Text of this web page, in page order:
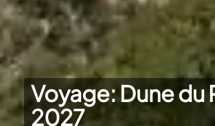
Voyage: Dune du
2027